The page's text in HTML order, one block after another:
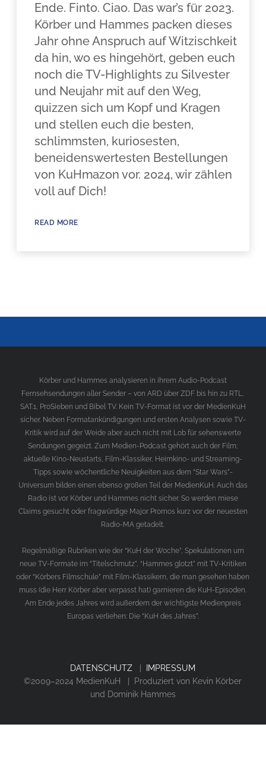
Ende. Finto. Ciao. Das war’s für 2023.
Körber und Hammes packen dieses
Jahr ohne Anspruch auf Witzischkeit
da hin, wo es hingehört, geben euch
noch die TV-Highlights zu Silvester
und Neujahr mit auf den Weg,
quizzen sich um Kopf und Kragen
und stellen euch die besten,
schlimmsten, kuriosesten,
beneidenswertesten Bestellungen
von KuHmazon vor. 2024, wir zählen
voll auf Dich!
READ MORE
Körber und Hammes analysieren in ihrem Audio-Podcast
Fernsehsendungen aller Sender – von ARD über ZDF bis hin zu RTL,
SAT.1, ProSieben und Bibel TV. Kein TV-Format ist vor der MedienKuH
sicher. Neben Formatankündigungen und ersten Analysen sowie TV-
Kritik wird auf der Weide aber auch nicht mit Lob für sehenswerte
Sendungen gegeizt. Zum Medien-Podcast gehört auch der Film;
aktuelle Kino-Neustarts, Film-Klassiker, Heimkino- und Streaming-
Tipps sowie wöchentliche Neuigkeiten aus dem “Star Wars”-
Universum bilden einen ebenso großen Teil der MedienKuH. Auch das
Radio ist vor Körber und Hammes nicht sicher. So werden miese
Claims gesucht oder fragwürdige Major Promos kurz vor der neuesten
Radio-MA getadelt.
Regelmäßige Rubriken wie der “KuH der Woche”, Spekulationen um
neue TV-Formate im “Titelschmutz”, “Hammes glotzt” mit TV-Kritiken
oder “Körbers Filmschule” mit Film-Klassikern, die man gesehen haben
muss (die Herr Körber aber verpasst hat) garnieren die KuH-Episoden.
Am Ende jedes Jahres wird außerdem der wichtigste Medienpreis
Europas verliehen: Die “KuH des Jahres”.
DATENSCHUTZ
IMPRESSUM
©2009–2024 MedienKuH | Produziert von Kevin Körber
und Dominik Hammes